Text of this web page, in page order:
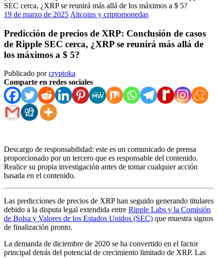
19 de marzo de 2025 Altcoins y criptomonedas
Predicción de precios de XRP: Conclusión de casos
de Ripple SEC cerca, ¿XRP se reunirá más allá de
los máximos a $ 5?
Publicado porcryptoka
Comparte en redes sociales
Descargo de responsabilidad: este es un comunicado de prensa
proporcionado por un tercero que es responsable del contenido.
Realice su propia investigación antes de tomar cualquier acción
basada en el contenido.
Las predicciones de precios de XRP han seguido generando titulares
debido a la disputa legal extendida entre Ripple Labs y la Comisión
de Bolsa y Valores de los Estados Unidos (SEC) que muestra signos
de finalización pronto.
La demanda de diciembre de 2020 se ha convertido en el factor
principal detrás del potencial de crecimiento limitado de XRP. Las